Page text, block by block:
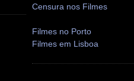
Censura nos Filmes
Filmes no Porto
Filmes em Lisboa